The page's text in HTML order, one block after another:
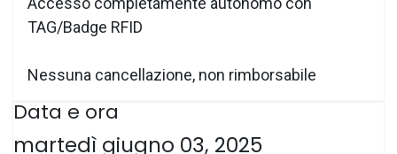
TAG/Badge RFID
Nessuna cancellazione, non rimborsabile
Data e ora
martedì giugno 03, 2025